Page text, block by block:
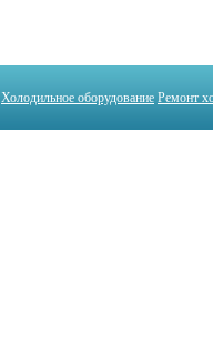
Холодильное оборудование Ремонт